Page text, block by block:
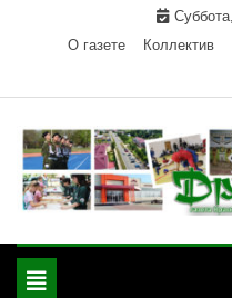
О газете
Коллектив
Toggle